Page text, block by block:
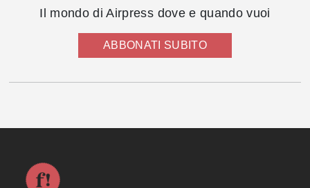
Il mondo di Airpress dove e quando vuoi
ABBONATI SUBITO